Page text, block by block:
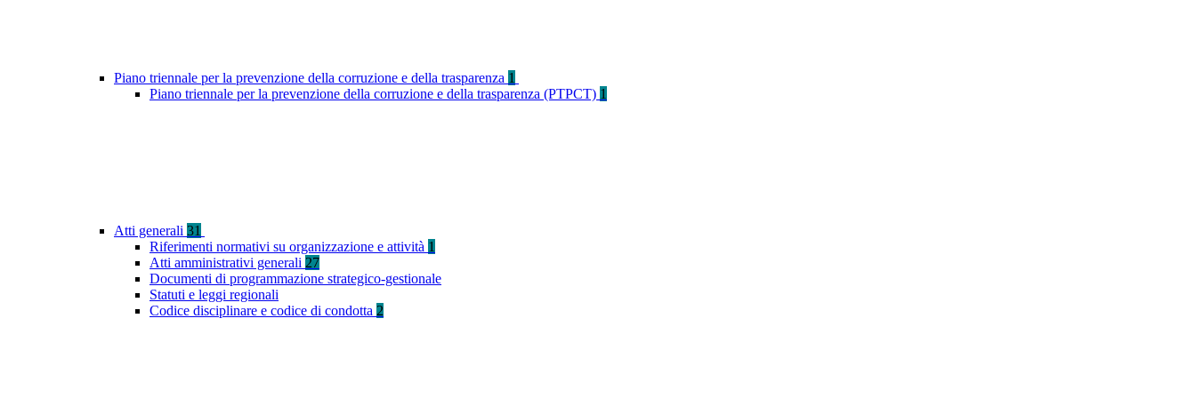
Piano triennale per la prevenzione della corruzione e della trasparenza 1
Piano triennale per la prevenzione della corruzione e della trasparenza (PTPCT) 1
Atti generali 31
Riferimenti normativi su organizzazione e attività 1
Atti amministrativi generali 27
Documenti di programmazione strategico-gestionale
Statuti e leggi regionali
Codice disciplinare e codice di condotta 2